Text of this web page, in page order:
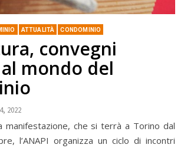
ATTUALITÀ CONDOMINIO
convegni
mondo del
2022
manifestazione, che si terrà a Torino dal
l’ANAPI organizza un ciclo di incontri